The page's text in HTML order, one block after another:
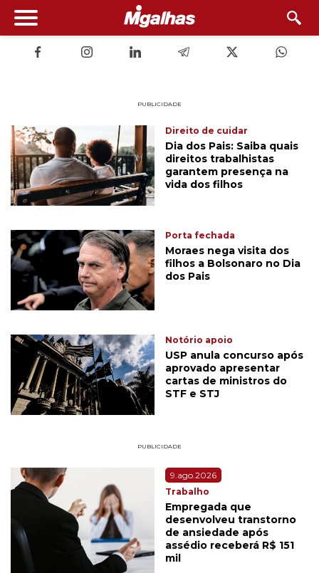
PUBLICIDADE
Direito de cuidar
Dia dos Pais: Saiba quais
direitos trabalhistas
garantem presença na
vida dos filhos
Porta fechada
Moraes nega visita dos
filhos a Bolsonaro no Dia
dos Pais
Notório apoio
USP anula concurso após
aprovado apresentar
cartas de ministros do
STF e STJ
PUBLICIDADE
9.ago.2026
Trabalho
Empregada que
desenvolveu transtorno
de ansiedade após
assédio receberá R$ 151
mil